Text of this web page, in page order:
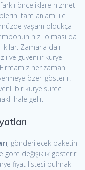
önceliklere hizmet
tam anlamı ile
yaşam oldukça
hızlı olması da
kılar. Zamana dair
ve güvenilir kurye
her zaman
özen gösterir.
bir kurye süreci
hale gelir.
, gönderilecek paketin
göre değişiklik gösterir.
fiyat listesi bulmak